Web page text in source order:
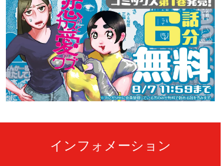
インフォメーション